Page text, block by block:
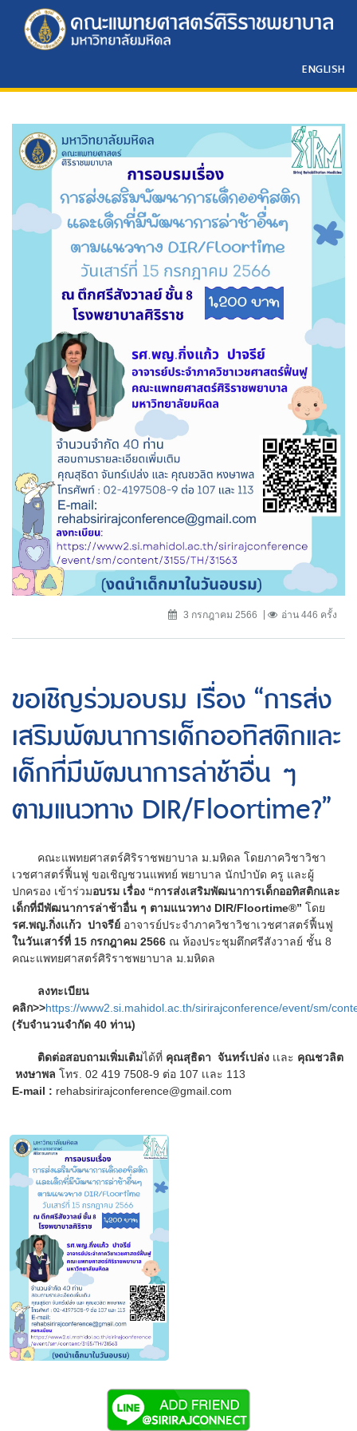
ENGLISH
3 กรกฎาคม 2566 อ่าน 446 ครั้ง
ขอเชิญร่วมอบรม เรื่อง “การส่ง
เสริมพัฒนาการเด็กออทิสติกและ
เด็กที่มีพัฒนาการล่าช้าอื่น ๆ
ตามแนวทาง DIR/Floortime?”
คณะแพทยศาสตร์ศิริราชพยาบาล ม.มหิดล โดยภาควิชาวิชา
เวชศาสตร์ฟื้นฟู ขอเชิญชวนแพทย์ พยาบาล นักบำบัด ครู และผู้
ปกครอง เข้าร่วมอบรม เรื่อง “การส่งเสริมพัฒนาการเด็กออทิสติกและ
เด็กที่มีพัฒนาการล่าช้าอื่น ๆ ตามแนวทาง DIR/Floortime®” โดย
รศ.พญ.กิ่งเเก้ว ปาจรีย์ อาจารย์ประจำภาควิชาวิชาเวชศาสตร์ฟื้นฟู
ในวันเสาร์ที่ 15 กรกฎาคม 2566 ณ ห้องประชุมตึกศรีสังวาลย์ ชั้น 8
คณะแพทยศาสตร์ศิริราชพยาบาล ม.มหิดล
ลงทะเบียน
คลิก>>https://www2.si.mahidol.ac.th/sirirajconference/event/sm/
(รับจำนวนจำกัด 40 ท่าน)
ติดต่อสอบถามเพิ่มเติมได้ที่ คุณสุธิดา จันทร์เปล่ง เเละ คุณชวลิต
หงษาพล โทร. 02 419 7508-9 ต่อ 107 เเละ 113
E-mail : rehabsirirajconference@gmail.com